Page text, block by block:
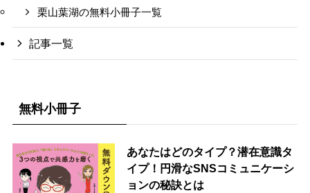
栗山葉湖の無料小冊子一覧
記事一覧
無料小冊子
あなたはどのタイプ？潜在意識タ
イプ！円滑なSNSコミュニケーシ
ョンの秘訣とは